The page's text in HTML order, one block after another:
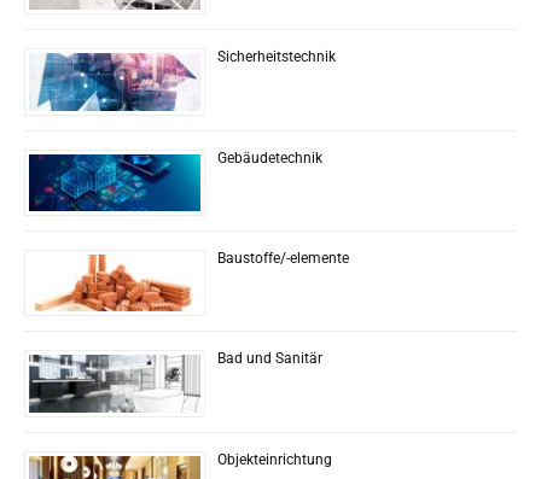
Sicherheitstechnik
Gebäudetechnik
Baustoffe/-elemente
Bad und Sanitär
Objekteinrichtung